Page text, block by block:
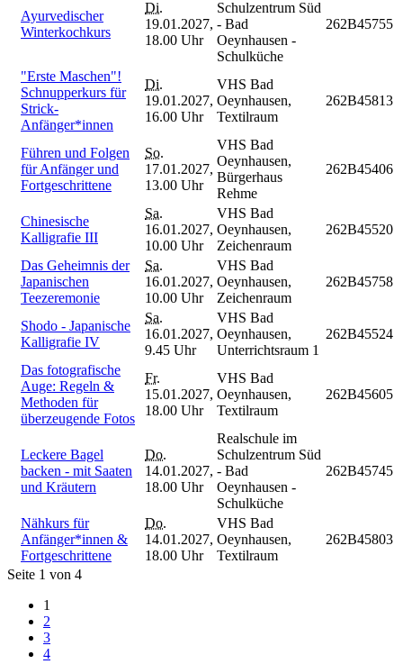
Ayurvedischer
Winterkochkurs
Di.
19.01.2027,
18.00 Uhr
Schulzentrum Süd
- Bad
Oeynhausen -
Schulküche
262B45755
"Erste Maschen"!
Schnupperkurs für
Strick-
Anfänger*innen
Di.
19.01.2027,
16.00 Uhr
VHS Bad
Oeynhausen,
Textilraum
262B45813
Führen und Folgen
für Anfänger und
Fortgeschrittene
So.
17.01.2027,
13.00 Uhr
VHS Bad
Oeynhausen,
Bürgerhaus
Rehme
262B45406
Chinesische
Kalligrafie III
Sa.
16.01.2027,
10.00 Uhr
VHS Bad
Oeynhausen,
Zeichenraum
262B45520
Das Geheimnis der
Japanischen
Teezeremonie
Sa.
16.01.2027,
10.00 Uhr
VHS Bad
Oeynhausen,
Zeichenraum
262B45758
Shodo - Japanische
Kalligrafie IV
Sa.
16.01.2027,
9.45 Uhr
VHS Bad
Oeynhausen,
Unterrichtsraum 1
262B45524
Das fotografische
Auge: Regeln &
Methoden für
überzeugende Fotos
Fr.
15.01.2027,
18.00 Uhr
VHS Bad
Oeynhausen,
Textilraum
262B45605
Leckere Bagel
backen - mit Saaten
und Kräutern
Do.
14.01.2027,
18.00 Uhr
Realschule im
Schulzentrum Süd
- Bad
Oeynhausen -
Schulküche
262B45745
Nähkurs für
Anfänger*innen &
Fortgeschrittene
Do.
14.01.2027,
18.00 Uhr
VHS Bad
Oeynhausen,
Textilraum
262B45803
Seite 1 von 4
1
2
3
4